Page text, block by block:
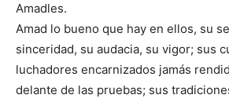
Amadles.
Amad lo bueno que hay en ellos, su
sinceridad, su audacia, su vigor; sus
luchadores encarnizados jamás
delante de las pruebas; sus